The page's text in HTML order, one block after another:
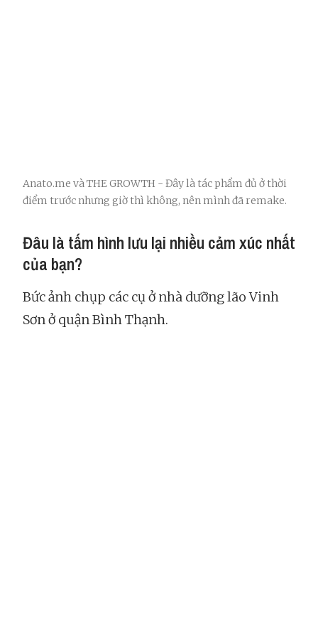
Anato.me và THE GROWTH - Đây là tác phẩm đủ ở thời
điểm trước nhưng giờ thì không, nên mình đã remake.
Đâu là tấm hình lưu lại nhiều cảm xúc nhất
của bạn?
Bức ảnh chụp các cụ ở nhà dưỡng lão Vinh
Sơn ở quận Bình Thạnh.